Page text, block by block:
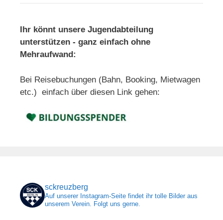
Ihr könnt unsere Jugendabteilung
unterstützen - ganz einfach ohne
Mehraufwand:
Bei Reisebuchungen (Bahn, Booking, Mietwagen
etc.) einfach über diesen Link gehen:
sckreuzberg
Auf unserer Instagram-Seite findet ihr tolle Bilder aus
unserem Verein. Folgt uns gerne.